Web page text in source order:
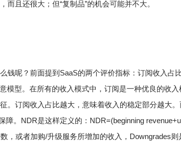
且还很大；但“复制品”的机会可能并不大。
钱呢？ 前面提到SaaS的两个评价指标：订阅收入占
模型。 在所有的收入模式中，订阅是一种优良的收入
订阅收入占比越大，意味着收入的稳定部分越大。
障。 NDR是这样定义的： NDR=(beginning
，或者加购/升级服务所增加的收入，Downgrades则